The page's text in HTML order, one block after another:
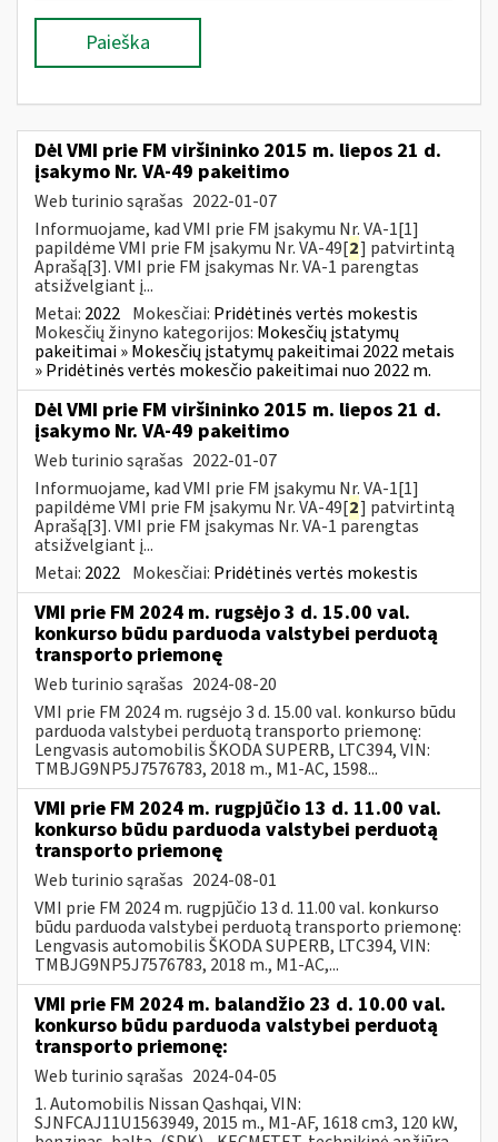
Paieška
Dėl VMI prie FM viršininko 2015 m. liepos 21 d.
įsakymo Nr. VA-49 pakeitimo
Web turinio sąrašas 2022-01-07
Informuojame, kad VMI prie FM įsakymu Nr. VA-1[1]
papildėme VMI prie FM įsakymu Nr. VA-49[2] patvirtintą
Aprašą[3]. VMI prie FM įsakymas Nr. VA-1 parengtas
atsižvelgiant į...
Metai: 2022 Mokesčiai: Pridėtinės vertės mokestis
Mokesčių žinyno kategorijos: Mokesčių įstatymų
pakeitimai » Mokesčių įstatymų pakeitimai 2022 metais
» Pridėtinės vertės mokesčio pakeitimai nuo 2022 m.
Dėl VMI prie FM viršininko 2015 m. liepos 21 d.
įsakymo Nr. VA-49 pakeitimo
Web turinio sąrašas 2022-01-07
Informuojame, kad VMI prie FM įsakymu Nr. VA-1[1]
papildėme VMI prie FM įsakymu Nr. VA-49[2] patvirtintą
Aprašą[3]. VMI prie FM įsakymas Nr. VA-1 parengtas
atsižvelgiant į...
Metai: 2022 Mokesčiai: Pridėtinės vertės mokestis
VMI prie FM 2024 m. rugsėjo 3 d. 15.00 val.
konkurso būdu parduoda valstybei perduotą
transporto priemonę
Web turinio sąrašas 2024-08-20
VMI prie FM 2024 m. rugsėjo 3 d. 15.00 val. konkurso būdu
parduoda valstybei perduotą transporto priemonę:
Lengvasis automobilis ŠKODA SUPERB, LTC394, VIN:
TMBJG9NP5J7576783, 2018 m., M1-AC, 1598...
VMI prie FM 2024 m. rugpjūčio 13 d. 11.00 val.
konkurso būdu parduoda valstybei perduotą
transporto priemonę
Web turinio sąrašas 2024-08-01
VMI prie FM 2024 m. rugpjūčio 13 d. 11.00 val. konkurso
būdu parduoda valstybei perduotą transporto priemonę:
Lengvasis automobilis ŠKODA SUPERB, LTC394, VIN:
TMBJG9NP5J7576783, 2018 m., M1-AC,...
VMI prie FM 2024 m. balandžio 23 d. 10.00 val.
konkurso būdu parduoda valstybei perduotą
transporto priemonę:
Web turinio sąrašas 2024-04-05
1. Automobilis Nissan Qashqai, VIN:
SJNFCAJ11U1563949, 2015 m., M1-AF, 1618 cm3, 120 kW,